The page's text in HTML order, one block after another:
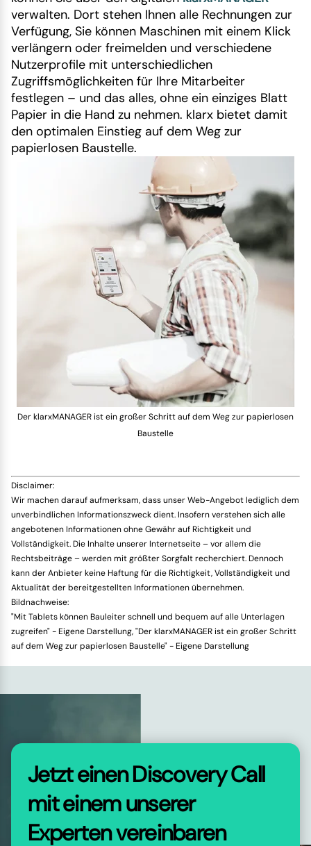
verwalten. Dort stehen Ihnen alle Rechnungen zur
Verfügung, Sie können Maschinen mit einem Klick
verlängern oder freimelden und verschiedene
Nutzerprofile mit unterschiedlichen
Zugriffsmöglichkeiten für Ihre Mitarbeiter
festlegen – und das alles, ohne ein einziges Blatt
Papier in die Hand zu nehmen. klarx bietet damit
den optimalen Einstieg auf dem Weg zur
papierlosen Baustelle.
Der klarxMANAGER ist ein großer Schritt auf dem Weg zur papierlosen
Baustelle
Disclaimer:
Wir machen darauf aufmerksam, dass unser Web-Angebot lediglich dem
unverbindlichen Informationszweck dient. Insofern verstehen sich alle
angebotenen Informationen ohne Gewähr auf Richtigkeit und
Vollständigkeit. Die Inhalte unserer Internetseite – vor allem die
Rechtsbeiträge – werden mit größter Sorgfalt recherchiert. Dennoch
kann der Anbieter keine Haftung für die Richtigkeit, Vollständigkeit und
Aktualität der bereitgestellten Informationen übernehmen.
Bildnachweise:
"Mit Tablets können Bauleiter schnell und bequem auf alle Unterlagen
zugreifen" - Eigene Darstellung, "Der klarxMANAGER ist ein großer Schritt
auf dem Weg zur papierlosen Baustelle" - Eigene Darstellung
Jetzt einen Discovery Call
mit einem unserer
Experten vereinbaren